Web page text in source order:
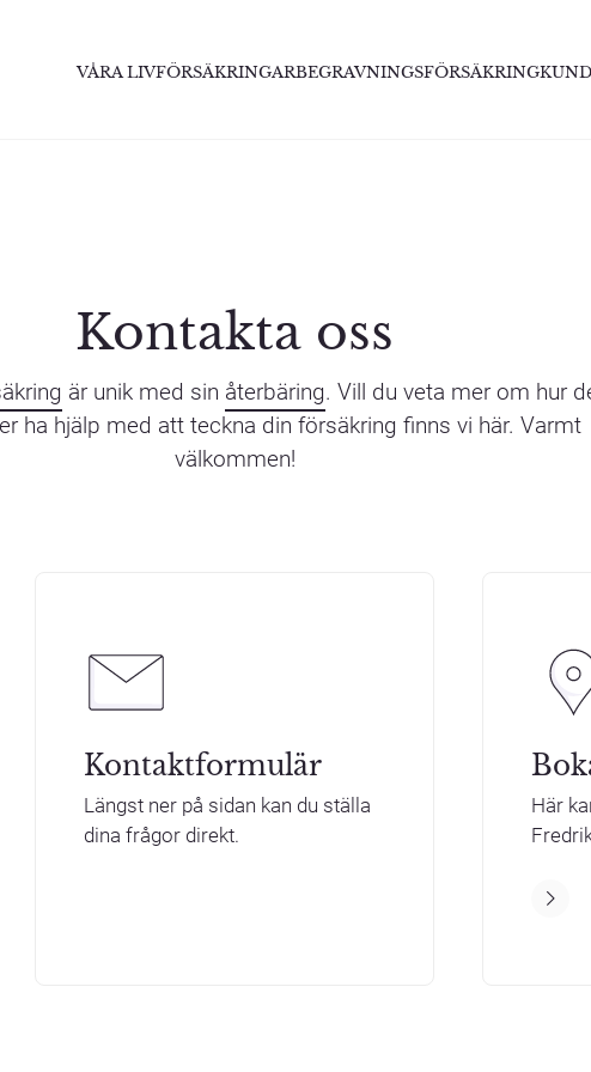
VÅRA LIVFÖRSÄKRINGARBEGRAVNINGSFÖRSÄKRING
Kontakta oss
är unik med sin återbäring. Vill du veta mer om hur
ha hjälp med att teckna din försäkring finns vi här. Varmt
välkommen!
Kontaktformulär
Längst ner på sidan kan du ställa
dina frågor direkt.
Här